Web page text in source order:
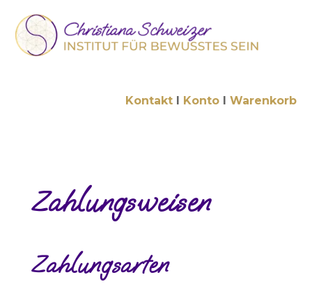
KontaktI KontoI Warenkorb
Zahlungsweisen
Zahlungsarten